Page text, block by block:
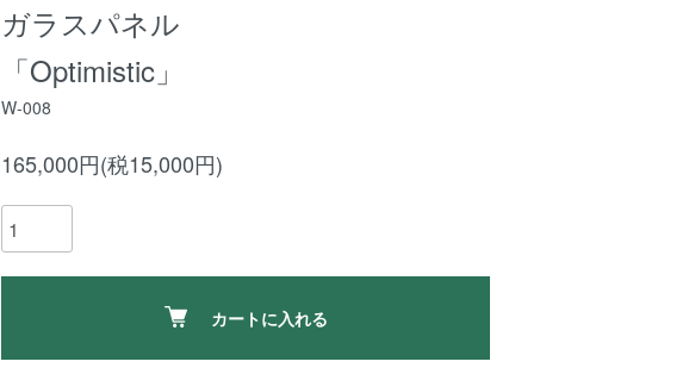
ガラスパネル
「Optimistic」
W-008
165,000円(税15,000円)
カートに入れる